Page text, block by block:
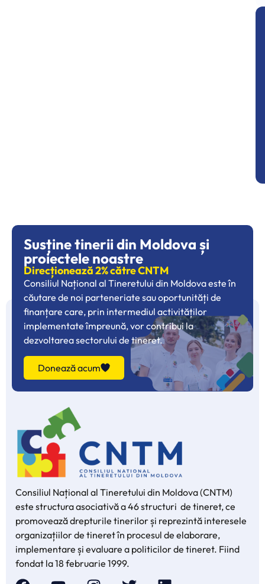
Susține tinerii din Moldova și
proiectele noastre
Direcționează 2% către CNTM
Consiliul Național al Tineretului din Moldova este în
căutare de noi parteneriate sau oportunități de
finanțare care, prin intermediul activităților
implementate împreună, vor contribui la
dezvoltarea sectorului de tineret.
Donează acum
Consiliul Național al Tineretului din Moldova (CNTM)
este structura asociativă a 46 structuri de tineret, ce
promovează drepturile tinerilor și reprezintă interesele
organizațiilor de tineret în procesul de elaborare,
implementare și evaluare a politicilor de tineret. Fiind
fondat la 18 februarie 1999.